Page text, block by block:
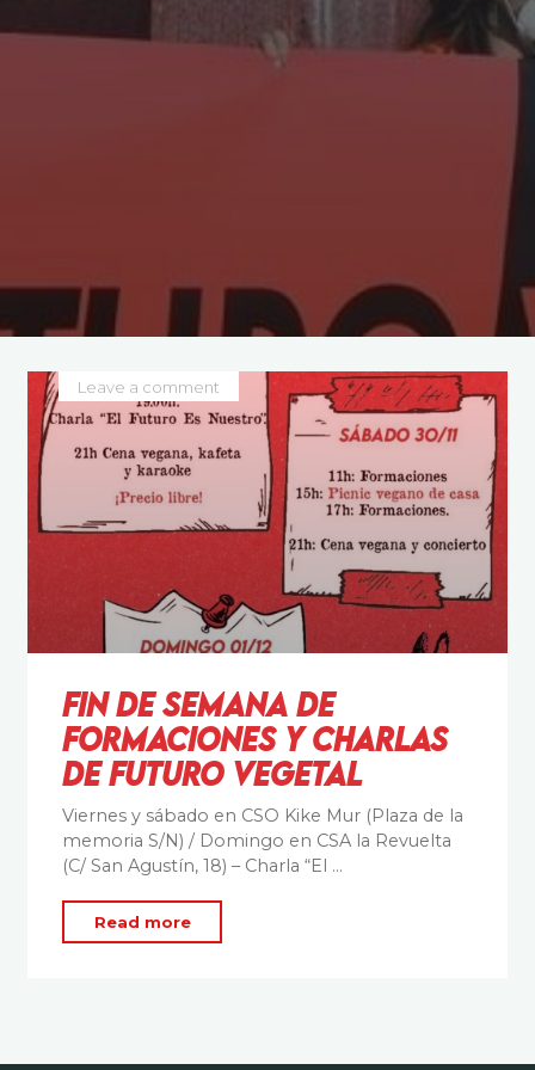
Leave a comment
Fin de semana de
formaciones y charlas
de Futuro Vegetal
Viernes y sábado en CSO Kike Mur (Plaza de la
memoria S/N) / Domingo en CSA la Revuelta
(C/ San Agustín, 18) – Charla “El …
Read more
de